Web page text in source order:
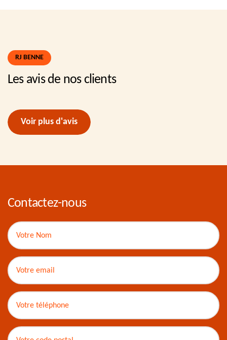
RJ BENNE
Les avis de nos clients
Voir plus d'avis
Contactez-nous